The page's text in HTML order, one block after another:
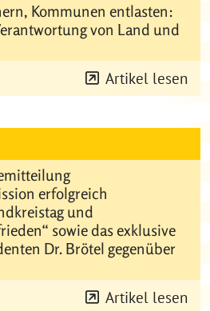
Kommunen entlasten:
von Land und
Artikel lesen
erfolgreich
und
sowie das exklusive
Dr. Brötel gegenüber
Artikel lesen